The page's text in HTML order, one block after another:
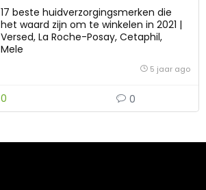
17 beste huidverzorgingsmerken die
het waard zijn om te winkelen in 2021 |
Versed, La Roche-Posay, Cetaphil,
Mele
5 jaar ago
0 0